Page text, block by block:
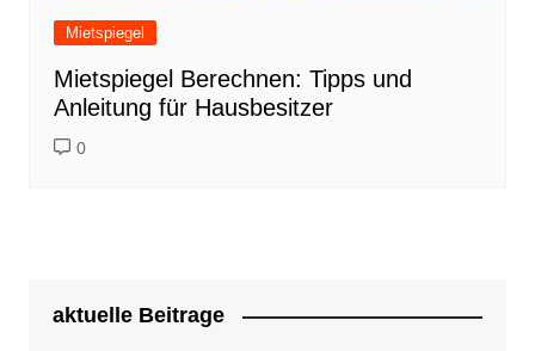
Mietspiegel
Mietspiegel Berechnen: Tipps und
Anleitung für Hausbesitzer
0
aktuelle Beitrage